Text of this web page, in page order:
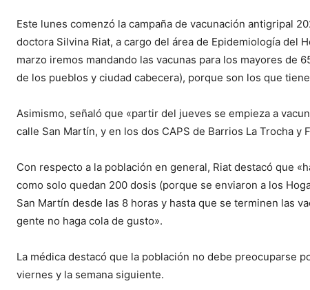
Este lunes comenzó la campaña de vacunación antigripal
doctora Silvina Riat, a cargo del área de Epidemiología del
marzo iremos mandando las vacunas para los mayores de
de los pueblos y ciudad cabecera), porque son los que
Asimismo, señaló que «partir del jueves se empieza a
calle San Martín, y en los dos CAPS de Barrios La Trocha y
Con respecto a la población en general, Riat destacó que
como solo quedan 200 dosis (porque se enviaron a los
San Martín desde las 8 horas y hasta que se terminen las
gente no haga cola de gusto».
La médica destacó que la población no debe preocuparse
viernes y la semana siguiente.